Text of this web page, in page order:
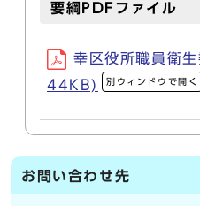
要綱PDFファイル
幸区役所職員衛
44KB)
別ウィンドウで開く
お問い合わせ先